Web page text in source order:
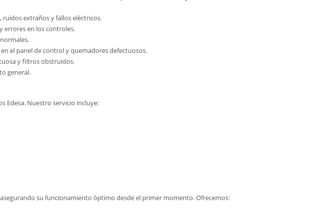
extraños y fallos eléctricos.
errores en los controles.
el panel de control y quemadores defectuosos.
y filtros obstruidos.
general.
Edesa. Nuestro servicio incluye:
su funcionamiento óptimo desde el primer momento. Ofrecemos: